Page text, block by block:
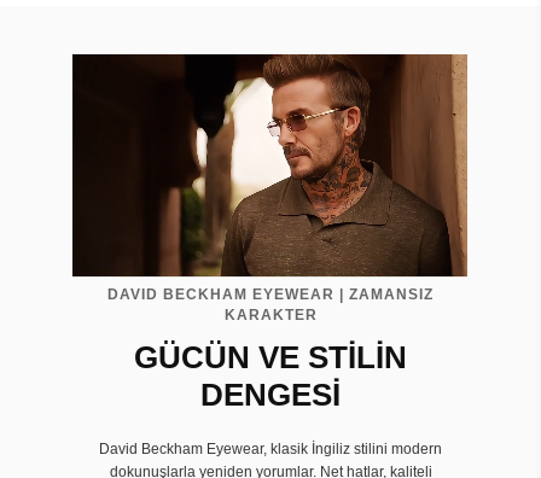
DAVID BECKHAM EYEWEAR | ZAMANSIZ
KARAKTER
GÜCÜN VE STİLİN
DENGESİ
David Beckham Eyewear, klasik İngiliz stilini modern
dokunuşlarla yeniden yorumlar. Net hatlar, kaliteli